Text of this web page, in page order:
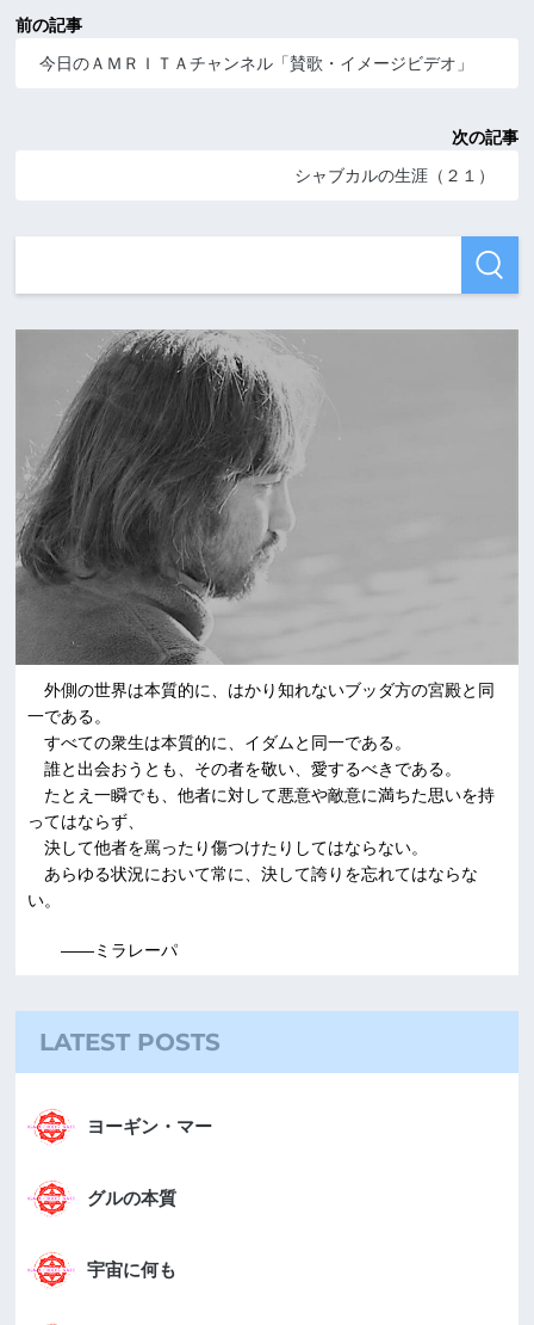
前の記事
今日のＡＭＲＩＴＡチャンネル「賛歌・イメージビデオ」
次の記事
シャブカルの生涯（２１）
外側の世界は本質的に、はかり知れないブッダ方の宮殿と同
一である。
すべての衆生は本質的に、イダムと同一である。
誰と出会おうとも、その者を敬い、愛するべきである。
たとえ一瞬でも、他者に対して悪意や敵意に満ちた思いを持
ってはならず、
決して他者を罵ったり傷つけたりしてはならない。
あらゆる状況において常に、決して誇りを忘れてはならな
い。
――ミラレーパ
LATEST POSTS
ヨーギン・マー
グルの本質
宇宙に何も